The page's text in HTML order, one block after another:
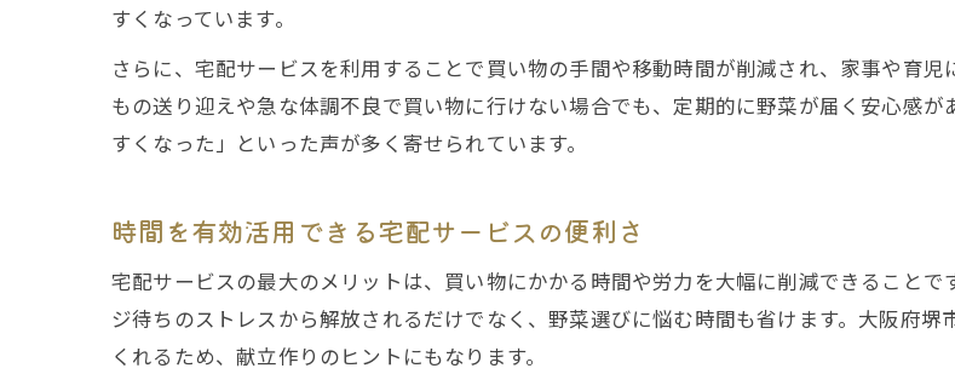
すくなっています。
さらに、宅配サービスを利用することで買い物の手間や移動時間が削減され、家事や育
もの送り迎えや急な体調不良で買い物に行けない場合でも、定期的に野菜が届く安心感
すくなった」といった声が多く寄せられています。
時間を有効活用できる宅配サービスの便利さ
宅配サービスの最大のメリットは、買い物にかかる時間や労力を大幅に削減できること
ジ待ちのストレスから解放されるだけでなく、野菜選びに悩む時間も省けます。大阪府
くれるため、献立作りのヒントにもなります。